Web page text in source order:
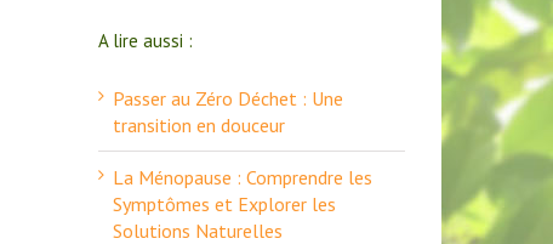
A lire aussi :
Passer au Zéro Déchet : Une
transition en douceur
La Ménopause : Comprendre les
Symptômes et Explorer les
Solutions Naturelles